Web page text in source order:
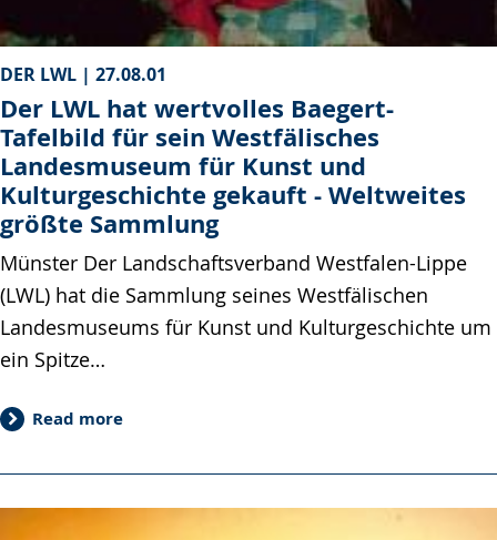
DER LWL | 27.08.01
Der LWL hat wertvolles Baegert-
Tafelbild für sein Westfälisches
Landesmuseum für Kunst und
Kulturgeschichte gekauft - Weltweites
größte Sammlung
Münster Der Landschaftsverband Westfalen-Lippe
(LWL) hat die Sammlung seines Westfälischen
Landesmuseums für Kunst und Kulturgeschichte um
ein Spitze…
Read more